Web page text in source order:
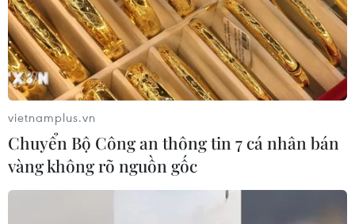
Hà Nội kiên quyết xử lý vi phạm tại
hồ Đồng Đò
08/08/2026 03:29
Masterise Homes đồng hành cùng
khách hàng trên toàn quốc với giải
vietnamplus.vn
Chuyển Bộ Công an thông tin 7 cá nhân bán
vàng không rõ nguồn gốc